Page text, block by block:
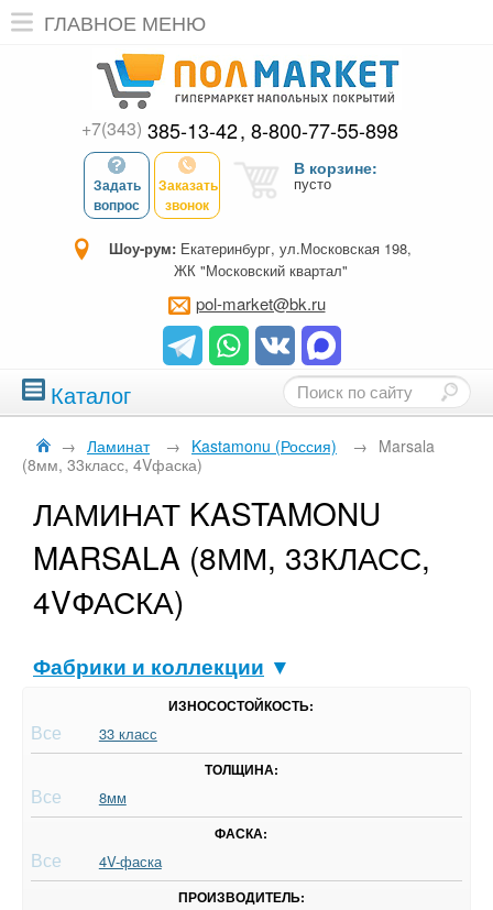
ГЛАВНОЕ МЕНЮ
+7(343) 385-13-42 8-800-77-55-898
Задать
вопрос
Заказать
звонок
В корзине:
пусто
Шоу-рум: Екатеринбург, ул.Московская 198,
ЖК "Московский квартал"
pol-market@bk.ru
Каталог
→ Ламинат → Kastamonu (Россия) → Marsala
(8мм, 33класс, 4Vфаска)
ЛАМИНАТ KASTAMONU
MARSALA (8ММ, 33КЛАСС,
4VФАСКА)
Фабрики и коллекции ▼
ИЗНОСОСТОЙКОСТЬ:
Все 33 класс
ТОЛЩИНА:
Все 8мм
ФАСКА:
Все 4V-фаска
ПРОИЗВОДИТЕЛЬ: